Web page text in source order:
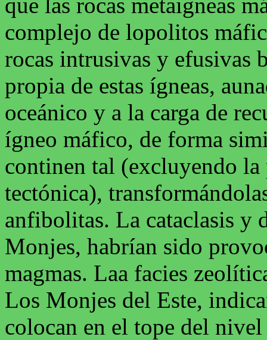
complejo de lopolitos
rocas intrusivas y efusivas
propia de estas ígneas,
oceánico y a la carga de
ígneo máfico, de forma
continen tal (excluyendo
tectónica),
anfibolitas. La cataclasis y
Monjes, habrían sido
magmas. Laa facies
Los Monjes del Este,
colocan en el tope del